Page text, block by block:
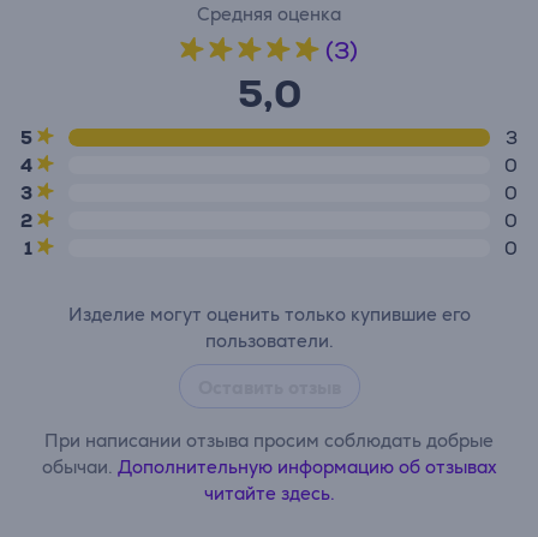
Средняя оценка
(3)
5,0
5
3
4
0
3
0
2
0
1
0
Изделие могут оценить только купившие его
пользователи.
При написании отзыва просим соблюдать добрые
обычаи. Дополнительную информацию об отзывах
читайте здесь.